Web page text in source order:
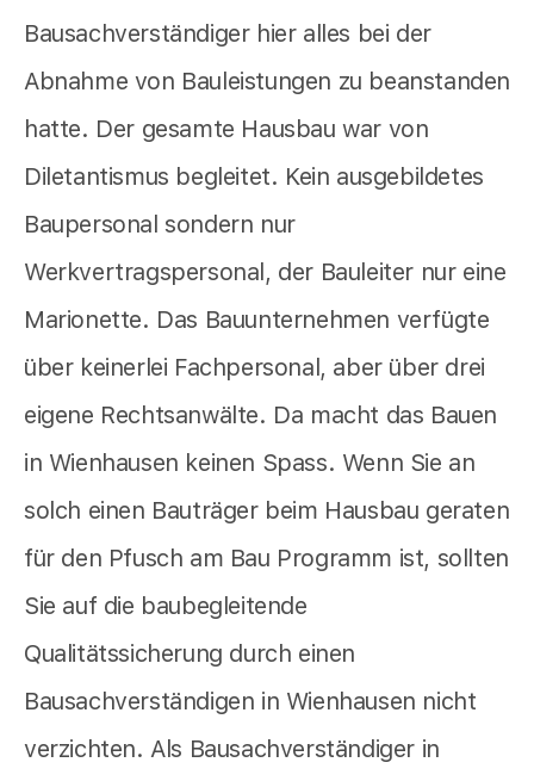
Bausachverständiger hier alles bei der
Abnahme von Bauleistungen zu beanstanden
hatte. Der gesamte Hausbau war von
Diletantismus begleitet. Kein ausgebildetes
Baupersonal sondern nur
Werkvertragspersonal, der Bauleiter nur eine
Marionette. Das Bauunternehmen verfügte
über keinerlei Fachpersonal, aber über drei
eigene Rechtsanwälte. Da macht das Bauen
in Wienhausen keinen Spass. Wenn Sie an
solch einen Bauträger beim Hausbau geraten
für den Pfusch am Bau Programm ist, sollten
Sie auf die baubegleitende
Qualitätssicherung durch einen
Bausachverständigen in Wienhausen nicht
verzichten. Als Bausachverständiger in